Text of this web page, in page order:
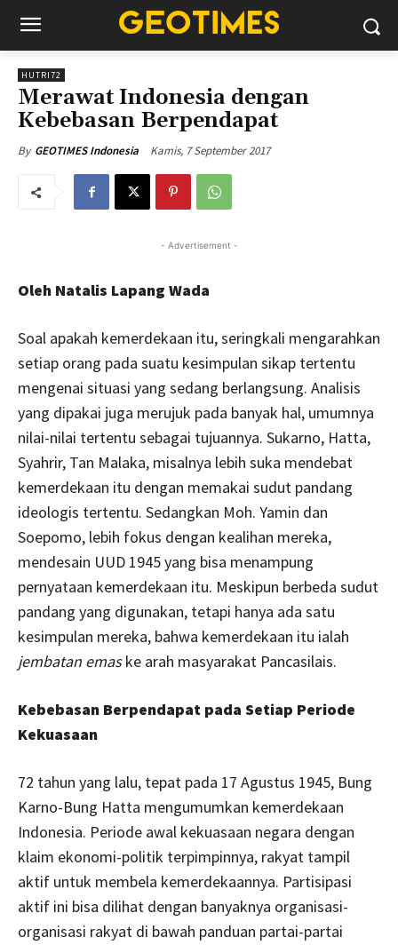
HUTRI72
Merawat Indonesia dengan
Kebebasan Berpendapat
By GEOTIMES Indonesia Kamis, 7 September 2017
- Advertisement -
Oleh Natalis Lapang Wada
Soal apakah kemerdekaan itu, seringkali mengarahkan
setiap orang pada suatu kesimpulan sikap tertentu
mengenai situasi yang sedang berlangsung. Analisis
yang dipakai juga merujuk pada banyak hal, umumnya
nilai-nilai tertentu sebagai tujuannya. Sukarno, Hatta,
Syahrir, Tan Malaka, misalnya lebih suka mendebat
kemerdekaan itu dengan memakai sudut pandang
ideologis tertentu. Sedangkan Moh. Yamin dan
Soepomo, lebih fokus dengan kealihan mereka,
mendesain UUD 1945 yang bisa menampung
pernyataan kemerdekaan itu. Meskipun berbeda sudut
pandang yang digunakan, tetapi hanya ada satu
kesimpulan mereka, bahwa kemerdekaan itu ialah
jembatan emaske arah masyarakat Pancasilais.
Kebebasan Berpendapat pada Setiap Periode
Kekuasaan
72 tahun yang lalu, tepat pada 17 Agustus 1945, Bung
Karno-Bung Hatta mengumumkan kemerdekaan
Indonesia. Periode awal kekuasaan negara dengan
klaim ekonomi-politik terpimpinnya, rakyat tampil
aktif untuk membela kemerdekaannya. Partisipasi
aktif ini bisa dilihat dengan banyaknya organisasi-
organisasi rakyat di bawah panduan partai-partai